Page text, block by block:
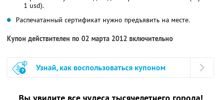
1 usd).
Распечатанный сертификат нужно предъявить на месте.
Купон действителен по 02 марта 2012 включительно
Узнай, как воспользоваться купоном